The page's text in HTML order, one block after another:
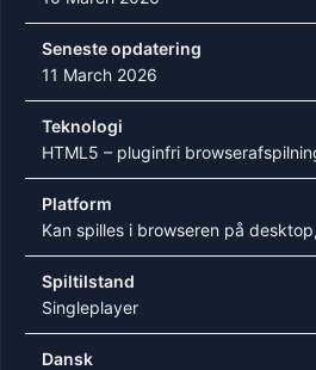
Seneste opdatering
11 March 2026
Teknologi
HTML5 – pluginfri
Platform
Kan spilles i browseren på
Spiltilstand
Singleplayer
Dansk